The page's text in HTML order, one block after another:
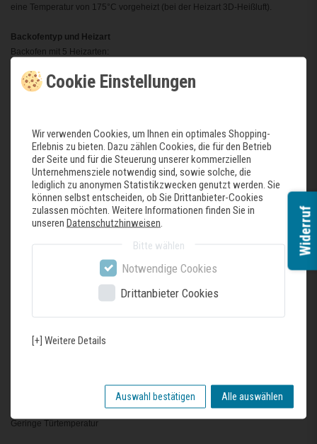
eine Temperatur von 175°C vorgeheizt (bei der Heizart 3D-Heißluft).
Backofentyp und Heizart
Backofen mit 5 Heizarten:
Heißluft sanft
Zubehörträger / Auszugssystem
Auszug nachrüstbar (s. Sonderzubehör)
Design
lightControl-Bedienkonzept - für einfache Bedienung
Email grau
Reinigung
Vollglas-Innentür
Halogen-Innenbeleuchtung
Backofengriff aus massivem Edelstahl
1 x Kombirost, 1 x Universalpfanne
Geringe Türtemperatur
Cookie Einstellungen
Wir verwenden Cookies, um Ihnen ein optimales Shopping-
Erlebnis zu bieten. Dazu zählen Cookies, die für den Betrieb
der Seite und für die Steuerung unserer kommerziellen
Unternehmensziele notwendig sind, sowie solche, die
lediglich zu anonymen Statistikzwecken genutzt werden. Sie
können selbst entscheiden, ob Sie Drittanbieter-Cookies
zulassen möchten. Weitere Informationen finden Sie in
unseren Datenschutzhinweisen
Bitte wählen
Notwendige Cookies
Drittanbieter Cookies
[+] Weitere Details
Auswahl bestätigen Alle auswählen
Widerruf